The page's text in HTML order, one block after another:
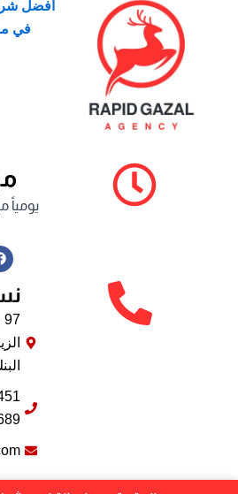
افضل
في
F
a
e
b
o
k
97
البنك